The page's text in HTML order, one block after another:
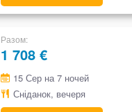
Разом
1 708 €
15 Сер на 7 ночей
Сніданок, вечеря